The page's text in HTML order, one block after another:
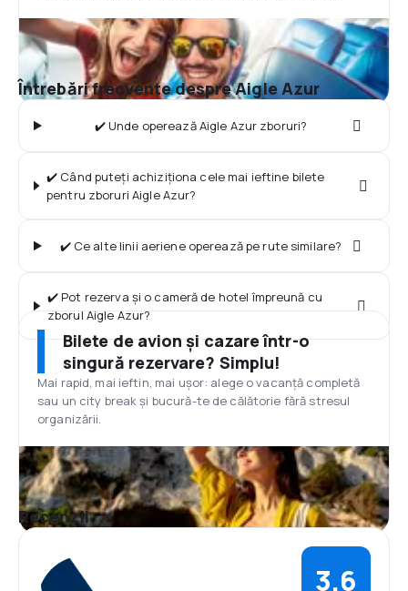
Întrebări frecvente despre Aigle Azur
✔️ Unde operează Aigle Azur zboruri?
✔️ Când puteți achiziționa cele mai ieftine bilete
pentru zboruri Aigle Azur?
✔️ Ce alte linii aeriene operează pe rute similare?
✔️ Pot rezerva și o cameră de hotel împreună cu
zborul Aigle Azur?
Bilete de avion și cazare într-o
singură rezervare? Simplu!
Mai rapid, mai ieftin, mai ușor: alege o vacanță completă
sau un city break și bucură-te de călătorie fără stresul
organizării.
Recenzii
3,6